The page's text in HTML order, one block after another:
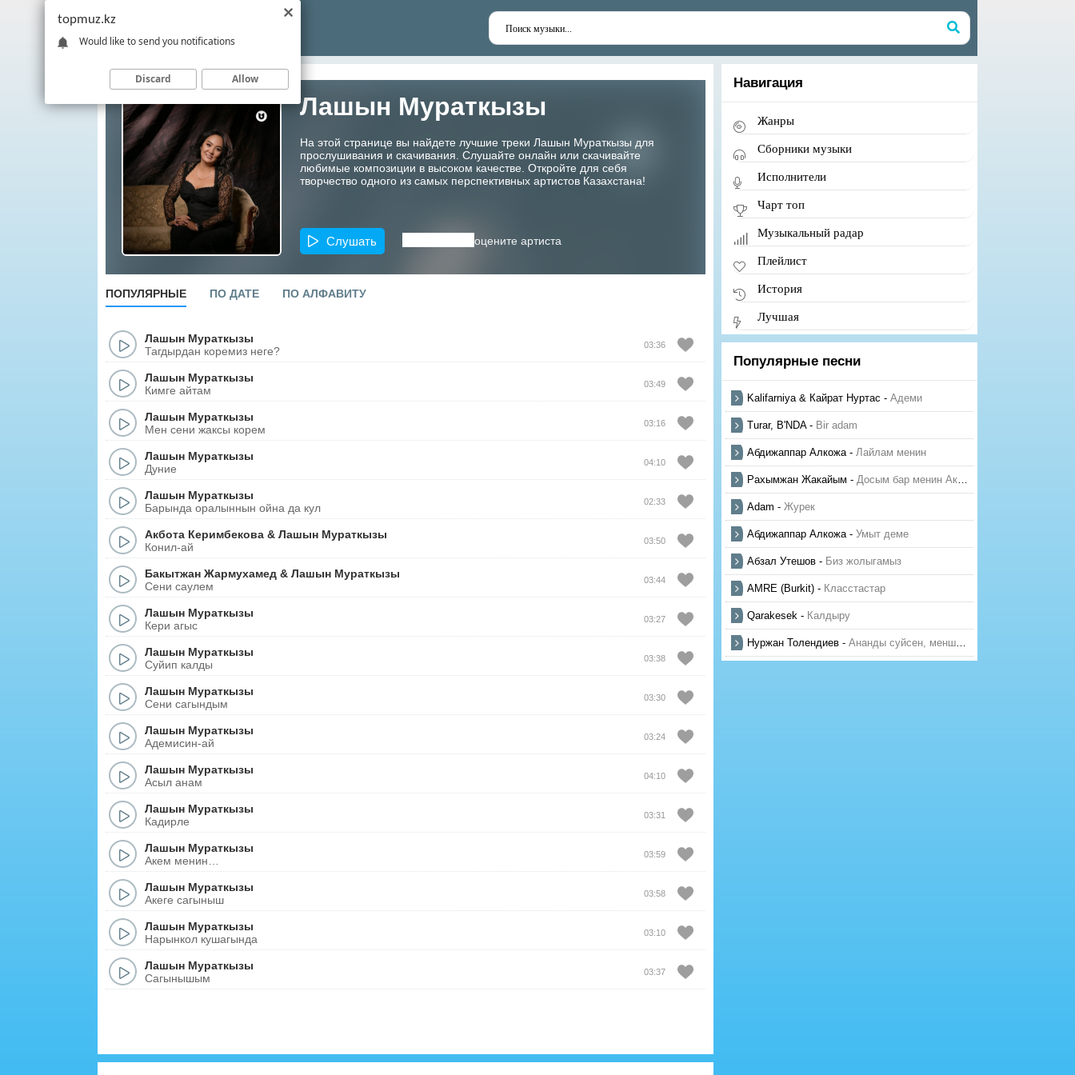
Лашын Мураткызы
На этой странице вы найдете лучшие треки Лашын Мураткызы для
прослушивания и скачивания. Слушайте онлайн или скачивайте
любимые композиции в высоком качестве. Откройте для себя
творчество одного из самых перспективных артистов Казахстана!
Слушать оцените артиста
ПОПУЛЯРНЫЕ ПО ДАТЕ ПО АЛФАВИТУ
Лашын Мураткызы
Тагдырдан коремиз неге?
03:36
Лашын Мураткызы
Кимге айтам
03:49
Лашын Мураткызы
Мен сени жаксы корем
03:16
Лашын Мураткызы
Дуние
04:10
Лашын Мураткызы
Барында оралыннын ойна да кул
02:33
Акбота Керимбекова & Лашын Мураткызы
Конил-ай
03:50
Бакытжан Жармухамед & Лашын Мураткызы
Сени саулем
03:44
Лашын Мураткызы
Кери агыс
03:27
Лашын Мураткызы
Суйип калды
03:38
Лашын Мураткызы
Сени сагындым
03:30
Лашын Мураткызы
Адемисин-ай
03:24
Лашын Мураткызы
Асыл анам
04:10
Лашын Мураткызы
Кадирле
03:31
Лашын Мураткызы
Акем менин…
03:59
Лашын Мураткызы
Акеге сагыныш
03:58
Лашын Мураткызы
Нарынкол кушагында
03:10
Лашын Мураткызы
Сагынышым
03:37
Навигация
Жанры
Сборники музыки
Исполнители
Чарт топ
Музыкальный радар
Плейлист
История
Лучшая
Популярные песни
Kalifarniya & Кайрат Нуртас - Адеми
Turar, B'NDA- Bir adam
Абдижаппар Алкожа- Лайлам менин
Рахымжан Жакайым - Досым бар менин Актауда
Adam - Журек
Абдижаппар Алкожа- Умыт деме
Абзал Утешов - Биз жолыгамыз
AMRE (Burkit) - Класстастар
Qarakesek - Калдыру
Нуржан Толендиев - Ананды суйсен, менше суй
topmuz.kz
Would like to send you notifications
Discard Allow